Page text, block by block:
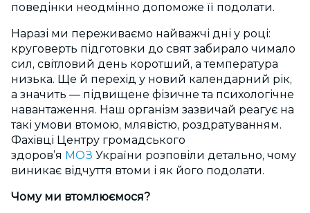
поведінки неодмінно допоможе її подолати.
Наразі ми переживаємо найважчі дні у році:
круговерть підготовки до свят забирало чимало
сил, світловий день коротший, а температура
низька. Ще й перехід у новий календарний рік,
а значить — підвищене фізичне та психологічне
навантаження. Наш організм зазвичай реагує на
такі умови втомою, млявістю, роздратуванням.
Фахівці Центру громадського
здоров’я МОЗ України розповіли детально, чому
виникає відчуття втоми і як його подолати.
Чому ми втомлюємося?